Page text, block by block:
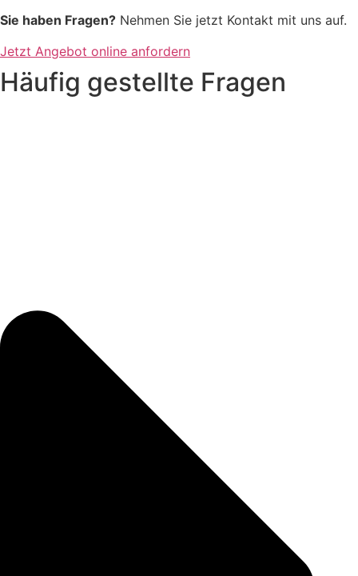
Sie haben Fragen? Nehmen Sie jetzt Kontakt mit uns auf.
Jetzt Angebot online anfordern
Häufig gestellte Fragen